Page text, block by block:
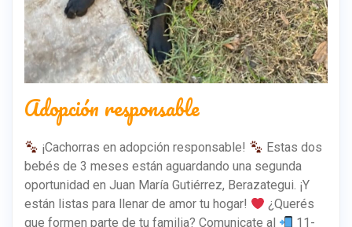
Adopción responsable
¡Cachorras en adopción responsable!
Estas dos
bebés de 3 meses están aguardando una segunda
oportunidad en Juan María Gutiérrez, Berazategui. ¡Y
están listas para llenar de amor tu hogar!
¿Querés
que formen parte de tu familia? Comunicate al
11-